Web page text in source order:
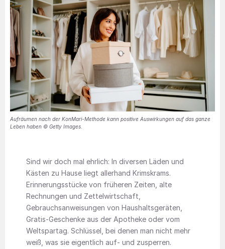
Aufräumen nach der KonMari-Methode kann positive Auswirkungen auf das ganze
Leben haben © Getty Images.
Sind wir doch mal ehrlich: In diversen Läden und
Kästen zu Hause liegt allerhand Krimskrams.
Erinnerungsstücke von früheren Zeiten, alte
Rechnungen und Zettelwirtschaft,
Gebrauchsanweisungen von Haushaltsgeräten,
Gratis-Geschenke aus der Apotheke oder vom
Weltspartag. Schlüssel, bei denen man nicht mehr
weiß, was sie eigentlich auf- und zusperren.